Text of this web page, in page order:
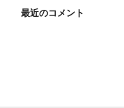
イ
最近のコメント